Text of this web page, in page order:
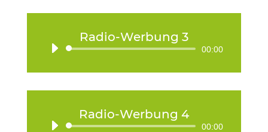
Radio-Werbung 3
Audio-
00:00
Radio-Werbung 4
Audio-
00:00